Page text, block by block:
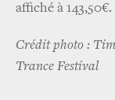
affiché à 143,50€.
Crédit photo :
Trance Festival